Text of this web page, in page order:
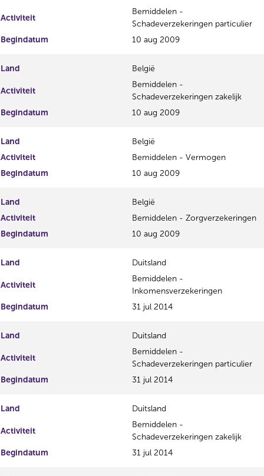
Activiteit
Bemiddelen -
Schadeverzekeringen particulier
Begindatum
10 aug 2009
Land België
Activiteit
Bemiddelen -
Schadeverzekeringen zakelijk
Begindatum
10 aug 2009
Land
België
Activiteit
Bemiddelen - Vermogen
Begindatum
10 aug 2009
Land
België
Activiteit
Bemiddelen - Zorgverzekeringen
Begindatum
10 aug 2009
Land Duitsland
Activiteit
Bemiddelen -
Inkomensverzekeringen
Begindatum
31 jul 2014
Land Duitsland
Activiteit
Bemiddelen -
Schadeverzekeringen particulier
Begindatum
31 jul 2014
Land Duitsland
Activiteit
Bemiddelen -
Schadeverzekeringen zakelijk
Begindatum
31 jul 2014